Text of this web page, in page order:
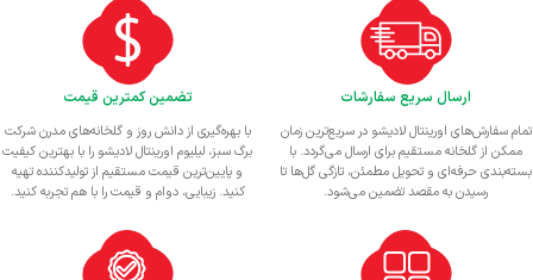
ارسال سریع سفارشات
تمام سفارش‌های اورینتال لادیشو در سریع‌ترین زمان
ممکن از گلخانه مستقیم برای ارسال می‌گردد. با
بسته‌بندی حرفه‌ای و تحویل مطمئن، تازگی گل‌ها تا
رسیدن به مقصد تضمین می‌شود.
تضمین کمترین قیمت
با بهره‌گیری از دانش روز و گلخانه‌های مدرن شرکت
برگ سبز، لیلیوم اورینتال لادیشو را با بهترین کیفیت
و پایین‌ترین قیمت مستقیم از تولیدکننده تهیه
کنید. زیبایی، دوام و قیمت را با هم تجربه کنید.